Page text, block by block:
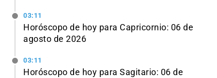
03:11
Horóscopo de hoy para Capricornio: 06 de
agosto de 2026
03:11
Horóscopo de hoy para Sagitario: 06 de